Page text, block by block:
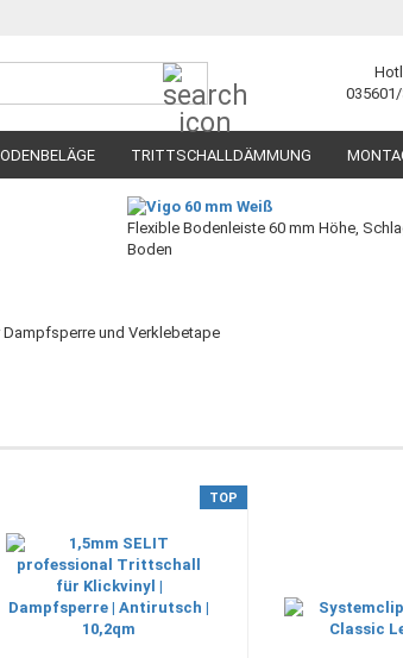
TRITTSCHALLDÄMMUNG
Flexible Bodenleiste 60 mm Höhe,
Boden
und Verklebetape
TOP